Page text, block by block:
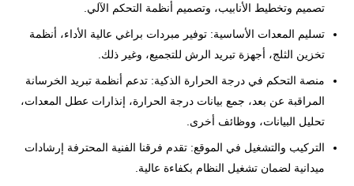
تصميم وتخطيط الأنابيب، وتصميم أنظمة التحكم الآلي.
تسليم المعدات الأساسية: توفير مبردات براغي عالية الأداء، أنظمة
تخزين الثلج، أجهزة تبريد الرش للتجميع، وغير ذلك.
منصة التحكم في درجة الحرارة الذكية: تدعم أنظمة تبريد الخرسانة
المراقبة عن بعد، جمع بيانات درجة الحرارة، إنذارات عطل المعدات،
تحليل البيانات، ووظائف أخرى.
التركيب والتشغيل في الموقع: تقدم فرقنا الفنية المحترفة إرشادات
ميدانية لضمان تشغيل النظام بكفاءة عالية.